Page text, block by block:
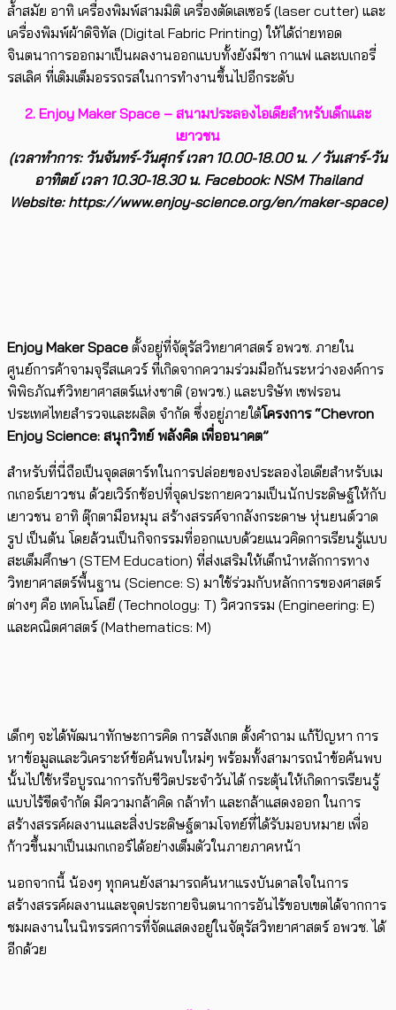
ล้ำสมัย อาทิ เครื่องพิมพ์สามมิติ เครื่องตัดเลเซอร์ (laser cutter) และ
เครื่องพิมพ์ผ้าดิจิทัล (Digital Fabric Printing) ให้ได้ถ่ายทอด
จินตนาการออกมาเป็นผลงานออกแบบทั้งยังมีชา กาแฟ และเบเกอรี่
รสเลิศ ที่เติมเต็มอรรถรสในการทำงานขึ้นไปอีกระดับ
2. Enjoy Maker Space – สนามประลองไอเดียสำหรับเด็กและ
เยาวชน
(เวลาทำการ: วันจันทร์-วันศุกร์ เวลา 10.00-18.00 น. / วันเสาร์-วัน
อาทิตย์ เวลา 10.30-18.30 น. Facebook: NSM Thailand
Website: https://www.enjoy-science.org/en/maker-space)
Enjoy Maker Space ตั้งอยู่ที่จัตุรัสวิทยาศาสตร์ อพวช. ภายใน
ศูนย์การค้าจามจุรีสแควร์ ที่เกิดจากความร่วมมือกันระหว่างองค์การ
พิพิธภัณฑ์วิทยาศาสตร์แห่งชาติ (อพวช.) และบริษัท เชฟรอน
ประเทศไทยสำรวจและผลิต จำกัด ซึ่งอยู่ภายใต้โครงการ “Chevron
Enjoy Science: สนุกวิทย์ พลังคิด เพื่ออนาคต”
สำหรับที่นี่ถือเป็นจุดสตาร์ทในการปล่อยของประลองไอเดียสำหรับเม
กเกอร์เยาวชน ด้วยเวิร์กช้อปที่จุดประกายความเป็นนักประดิษฐ์ให้กับ
เยาวชน อาทิ ตุ๊กตามือหมุน สร้างสรรค์จากลังกระดาษ หุ่นยนต์วาด
รูป เป็นต้น โดยล้วนเป็นกิจกรรมที่ออกแบบด้วยแนวคิดการเรียนรู้แบบ
สะเต็มศึกษา (STEM Education) ที่ส่งเสริมให้เด็กนำหลักการทาง
วิทยาศาสตร์พื้นฐาน (Science: S) มาใช้ร่วมกับหลักการของศาสตร์
ต่างๆ คือ เทคโนโลยี (Technology: T) วิศวกรรม (Engineering: E)
และคณิตศาสตร์ (Mathematics: M)
เด็กๆ จะได้พัฒนาทักษะการคิด การสังเกต ตั้งคำถาม แก้ปัญหา การ
หาข้อมูลและวิเคราะห์ข้อค้นพบใหม่ๆ พร้อมทั้งสามารถนำข้อค้นพบ
นั้นไปใช้หรือบูรณาการกับชีวิตประจำวันได้ กระตุ้นให้เกิดการเรียนรู้
แบบไร้ขีดจำกัด มีความกล้าคิด กล้าทำ และกล้าแสดงออก ในการ
สร้างสรรค์ผลงานและสิ่งประดิษฐ์ตามโจทย์ที่ได้รับมอบหมาย เพื่อ
ก้าวขึ้นมาเป็นเมกเกอร์ได้อย่างเต็มตัวในภายภาคหน้า
นอกจากนี้ น้องๆ ทุกคนยังสามารถค้นหาแรงบันดาลใจในการ
สร้างสรรค์ผลงานและจุดประกายจินตนาการอันไร้ขอบเขตได้จากการ
ชมผลงานในนิทรรศการที่จัดแสดงอยู่ในจัตุรัสวิทยาศาสตร์ อพวช. ได้
อีกด้วย